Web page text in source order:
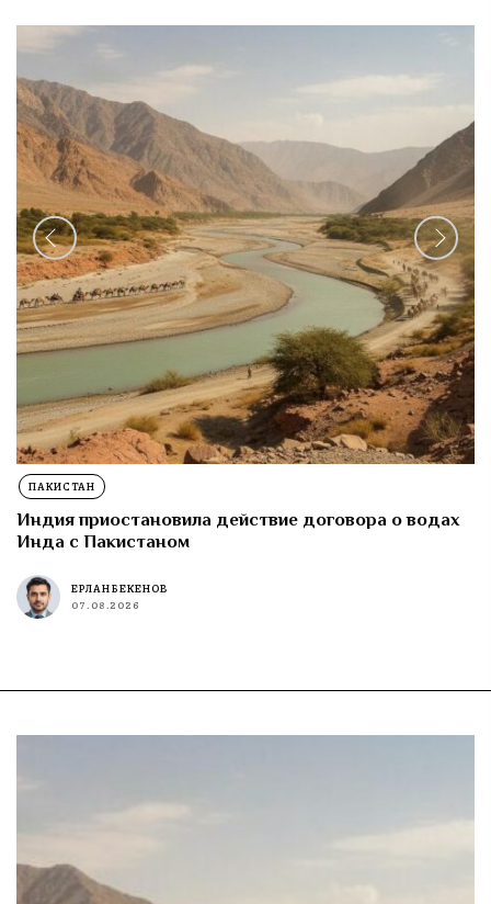
БАНГЛАДЕШ
Индия расследует импорт ПЭТ-пленки из
Бангладеш
ВЛАДИМИР ПЕСКОВ
07.08.2026